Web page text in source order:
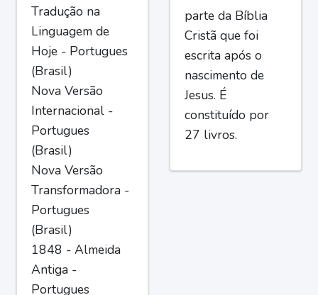
Tradução na
Linguagem de
Hoje - Portugues
(Brasil)
Nova Versão
Internacional -
Portugues
(Brasil)
Nova Versão
Transformadora -
Portugues
(Brasil)
1848 - Almeida
Antiga -
Portugues
parte da Bíblia
Cristã que foi
escrita após o
nascimento de
Jesus. É
constituído por
27 livros.